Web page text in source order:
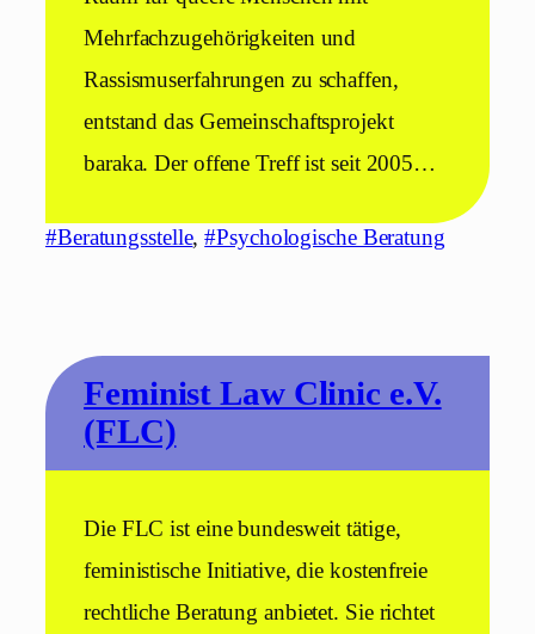
Mehrfachzugehörigkeiten und
Rassismuserfahrungen zu schaffen,
entstand das Gemeinschaftsprojekt
baraka. Der offene Treff ist seit 2005…
#Beratungsstelle, #Psychologische Beratung
Feminist Law Clinic e.V.
(FLC)
Die FLC ist eine bundesweit tätige,
feministische Initiative, die kostenfreie
rechtliche Beratung anbietet. Sie richtet